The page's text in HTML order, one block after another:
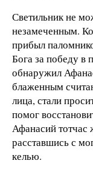
Светильник не
незамеченным.
прибыл
Бога за победу в
обнаружил
блаженным
лица, стали
помог
Афанасий тотчас
расставшись с
келью.